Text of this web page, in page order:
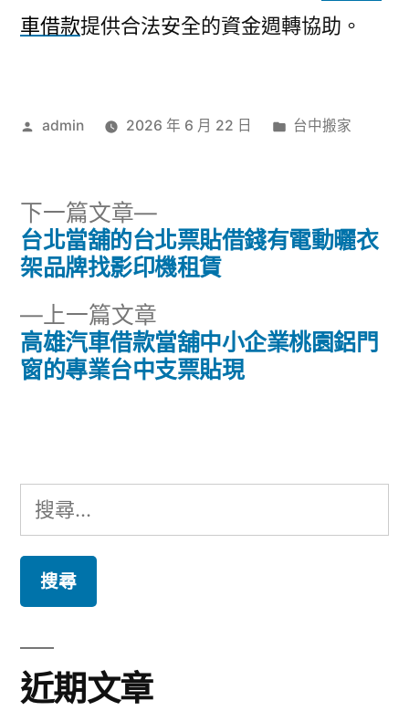
車借款提供合法安全的資金週轉協助。
作
admin 2026 年 6 月 22 日
分
台中搬家
文
導
覽
上一篇文章
一
篇
高雄汽車借款當舖中小企業桃園鋁門
窗的專業台中支票貼現
下一篇文章
下
一
篇
台北當舖的台北票貼借錢有電動曬衣
架品牌找影印機租賃
搜
尋
鍵
字:
近期文章